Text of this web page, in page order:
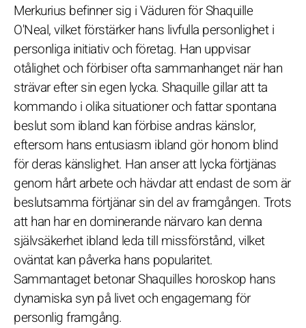
Merkurius befinner sig i Väduren för Shaquille
O'Neal, vilket förstärker hans livfulla personlighet i
personliga initiativ och företag. Han uppvisar
otålighet och förbiser ofta sammanhanget när han
strävar efter sin egen lycka. Shaquille gillar att ta
kommando i olika situationer och fattar spontana
beslut som ibland kan förbise andras känslor,
eftersom hans entusiasm ibland gör honom blind
för deras känslighet. Han anser att lycka förtjänas
genom hårt arbete och hävdar att endast de som är
beslutsamma förtjänar sin del av framgången. Trots
att han har en dominerande närvaro kan denna
självsäkerhet ibland leda till missförstånd, vilket
oväntat kan påverka hans popularitet.
Sammantaget betonar Shaquilles horoskop hans
dynamiska syn på livet och engagemang för
personlig framgång.